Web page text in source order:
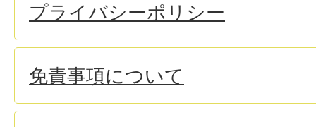
プライバシーポリシー
免責事項について